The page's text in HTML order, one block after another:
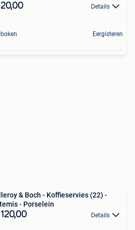
Details
Eergisteren
& Boch - Koffieservies (22) -
- Porselein
Details